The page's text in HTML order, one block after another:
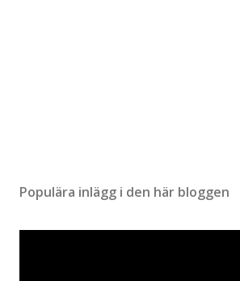
Populära inlägg i den här bloggen